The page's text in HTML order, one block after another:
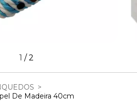
1 /2
>
De Madeira 40cm